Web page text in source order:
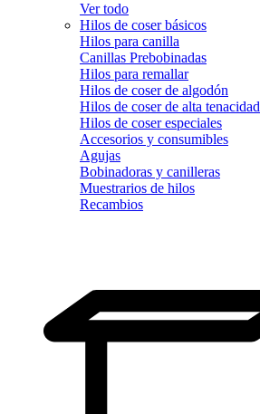
Ver todo
Hilos de coser básicos
Hilos para canilla
Canillas Prebobinadas
Hilos para remallar
Hilos de coser de algodón
Hilos de coser de alta tenacidad
Hilos de coser especiales
Accesorios y consumibles
Agujas
Bobinadoras y canilleras
Muestrarios de hilos
Recambios